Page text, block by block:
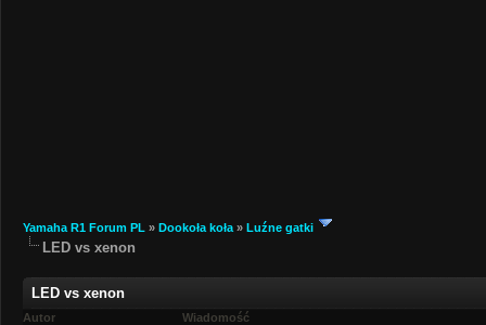
Yamaha R1 Forum PL » Dookoła koła » Luźne gatki
LED vs xenon
LED vs xenon
Autor Wiadomość